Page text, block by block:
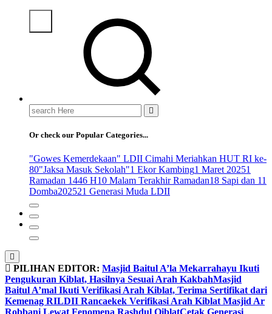
Search
for:
Or check our Popular Categories...
"Gowes Kemerdekaan" LDII Cimahi Meriahkan HUT RI ke-
80"Jaksa Masuk Sekolah"1 Ekor Kambing1 Maret 20251
Ramadan 1446 H10 Malam Terakhir Ramadan18 Sapi dan 11
Domba202521 Generasi Muda LDII
PILIHAN EDITOR: Masjid Baitul A’la Mekarrahayu Ikuti
Pengukuran Kiblat, Hasilnya Sesuai Arah KakbahMasjid
Baitul A’mal Ikuti Verifikasi Arah Kiblat, Terima Sertifikat dari
Kemenag RILDII Rancaekek Verifikasi Arah Kiblat Masjid Ar